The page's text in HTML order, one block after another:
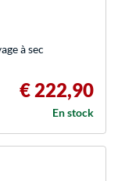
à sec
€ 222,90
En stock